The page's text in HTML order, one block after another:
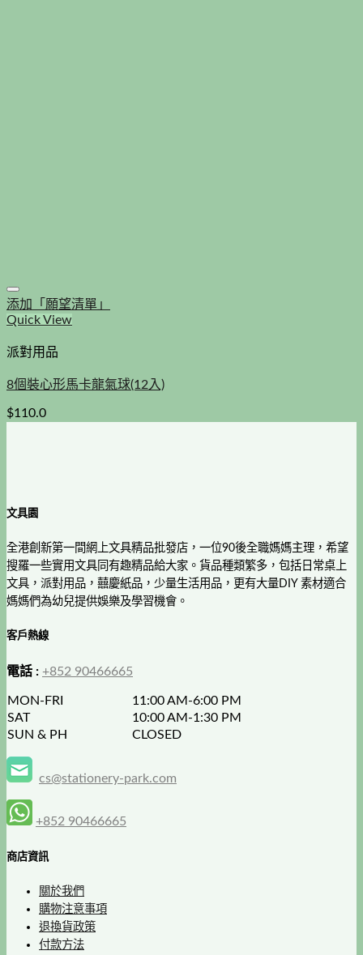
添加「願望清單」
Quick View
派對用品
8個裝心形馬卡龍氣球(12入)
$110.0
文具園
全港創新第一間網上文具精品批發店，一位90後全職媽媽主理，希望
搜羅一些實用文具同有趣精品給大家。貨品種類繁多，包括日常桌上
文具，派對用品，囍慶紙品，少量生活用品，更有大量DIY 素材適合
媽媽們為幼兒提供娛樂及學習機會。
客戶熱線
電話 : +852 90466665
MON-FRI
11:00 AM-6:00 PM
SAT
10:00 AM-1:30 PM
SUN & PH
CLOSED
cs@stationery-park.com
+852 90466665
商店資訊
關於我們
購物注意事項
退換貨政策
付款方法